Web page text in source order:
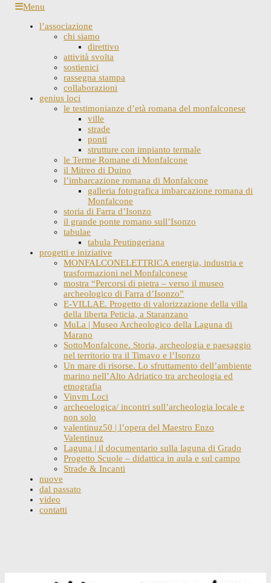
Skip
content
Menu
l’associazione
chi siamo
direttivo
attività svolta
sostienici
rassegna stampa
collaborazioni
genius loci
le testimonianze d’età romana del monfalconese
ville
strade
ponti
strutture con impianto termale
le Terme Romane di Monfalcone
il Mitreo di Duino
l’imbarcazione romana di Monfalcone
galleria fotografica imbarcazione romana di
Monfalcone
storia di Farra d’Isonzo
il grande ponte romano sull’Isonzo
tabulae
tabula Peutingeriana
progetti e iniziative
MONFALCONELETTRICA energia, industria e
trasformazioni nel Monfalconese
mostra “Percorsi di pietra – verso il museo
archeologico di Farra d’Isonzo”
E-VILLAE. Progetto di valorizzazione della villa
della liberta Peticia, a Staranzano
MuLa | Museo Archeologico della Laguna di
Marano
SottoMonfalcone. Storia, archeologia e paesaggio
nel territorio tra il Timavo e l’Isonzo
Un mare di risorse. Lo sfruttamento dell’ambiente
marino nell’Alto Adriatico tra archeologia ed
etnografia
Vinvm Loci
archeoelogica/ incontri sull’archeologia locale e
non solo
valentinuz50 | l’opera del Maestro Enzo
Valentinuz
Laguna | il documentario sulla laguna di Grado
Progetto Scuole – didattica in aula e sul campo
Strade & Incanti
nuove
dal passato
video
contatti